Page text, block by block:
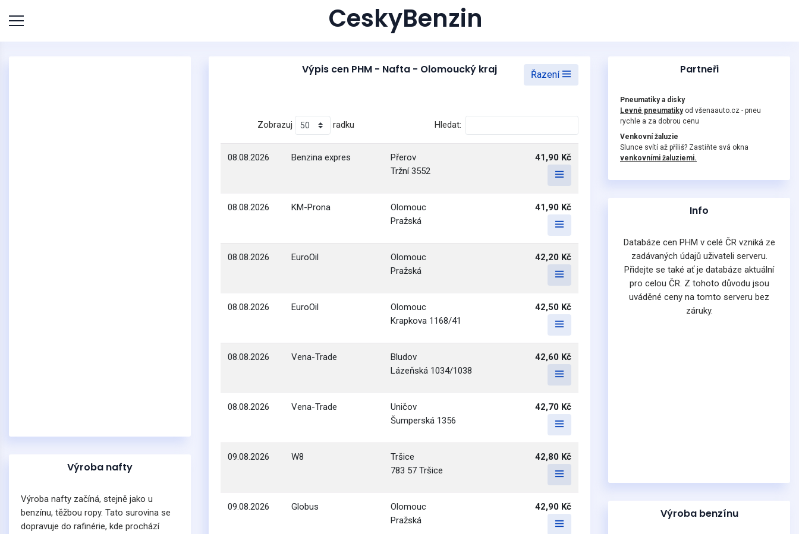
CeskyBenzin
Výroba nafty
Výroba nafty začíná, stejně jako u
benzínu, těžbou ropy. Tato surovina se
dopravuje do rafinérie, kde prochází
Výpis cen PHM - Nafta - Olomoucký kraj Řazení
Zobrazuj radku Hledat:
08.08.2026 Benzina expres
Přerov
Tržní 3552
41,90 Kč
08.08.2026 KM-Prona
Olomouc
Pražská
41,90 Kč
08.08.2026 EuroOil
Olomouc
Pražská
42,20 Kč
08.08.2026 EuroOil
Olomouc
Krapkova 1168/41
42,50 Kč
08.08.2026 Vena-Trade
Bludov
Lázeňská 1034/1038
42,60 Kč
08.08.2026 Vena-Trade
Uničov
Šumperská 1356
42,70 Kč
09.08.2026 W8
Tršice
783 57 Tršice
42,80 Kč
09.08.2026 Globus
Olomouc
Pražská
42,90 Kč
Partneři
Pneumatiky a disky
Levné pneumatikyod všenaauto.cz - pneu
rychle a za dobrou cenu
Venkovní žaluzie
Slunce svítí až příliš? Zastiňte svá okna
venkovními žaluziemi.
Info
Databáze cen PHM v celé ČR vzniká ze
zadávaných údajů uživateli serveru.
Přidejte se také ať je databáze aktuální
pro celou ČR. Z tohoto důvodu jsou
uváděné ceny na tomto serveru bez
záruky.
Výroba benzínu